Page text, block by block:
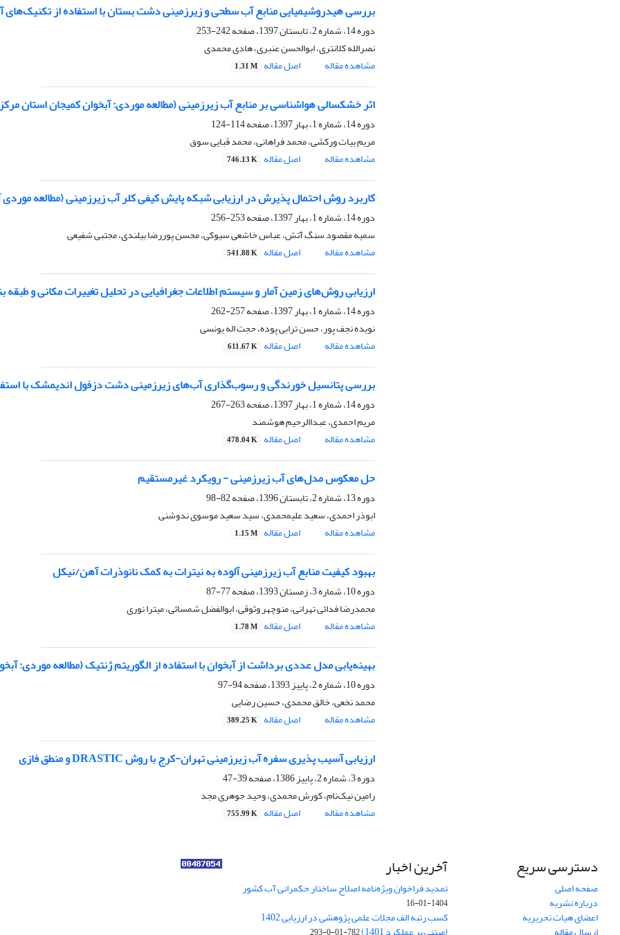
بررسی هیدروشیمیایی منابع آب سطحی و زیرزمینی دشت بستان با استفاده از تکنیک‌های
دوره 14، شماره 2، تابستان 1397، صفحه
242-253
نصرالله کلانتری، ابوالحسن عنبری، هادی محمدی
مشاهده مقاله
اصل مقاله 1.31 M
اثر خشکسالی هواشناسی بر منابع آب زیرزمینی (مطالعه موردی: آبخوان کمیجان استان
دوره 14، شماره 1، بهار 1397، صفحه
114-124
مریم بیات ورکشی، محمد فراهانی، محمد قبایی سوق
مشاهده مقاله
اصل مقاله 746.13 K
کاربرد روش احتمال پذیرش در ارزیابی شبکه پایش کیفی کلر آب زیرزمینی (مطالعه
دوره 14، شماره 1، بهار 1397، صفحه
253-256
سمیه مقصود سنگ آتش، عباس خاشعی سیوکی، محسن پوررضا بیلندی، مجتبی شفیعی
مشاهده مقاله
اصل مقاله 541.88 K
ارزیابی روش‌های زمین آمار و سیستم اطلاعات جغرافیایی در تحلیل تغییرات مکانی و
دوره 14، شماره 1، بهار 1397، صفحه
257-262
نویده نجف پور، حسن ترابی پوده، حجت اله یونسی
مشاهده مقاله
اصل مقاله 611.67 K
بررسی پتانسیل خورندگی و رسوب‌گذاری آب‌های زیر‌زمینی دشت دزفول اندیمشک با
دوره 14، شماره 1، بهار 1397، صفحه
263-267
مریم احمدی، عبداالرحیم هوشمند
مشاهده مقاله
اصل مقاله 478.04 K
حل معکوس مدل‌های آب زیرزمینی - رویکرد غیرمستقیم
دوره 13، شماره 2، تابستان 1396، صفحه
82-98
ابوذر احمدی، سعید علیمحمدی، سید سعید موسوی ندوشنی
مشاهده مقاله
اصل مقاله 1.15 M
بهبود کیفیت منابع آب زیرزمینی آلوده به نیترات به کمک نانوذرات آهن/نیکل
دوره 10، شماره 3، زمستان 1393، صفحه
77-87
محمدرضا فدائی تهرانی، منوچهر وثوقی، ابوالفضل شمسائی، میترا نوری
مشاهده مقاله
اصل مقاله 1.78 M
بهینه‌یابی مدل عددی برداشت از آبخوان با استفاده از الگوریتم ژنتیک (مطالعه موردی:
دوره 10، شماره 2، پاییز 1393، صفحه
94-97
محمد نخعی، خالق‌ محمدی، حسین رضایی
مشاهده مقاله
اصل مقاله 389.25 K
ارزیابی آسیب پذیری سفره آب زیرزمینی تهران-کرج با روش DRASTIC و منطق فازی
دوره 3، شماره 2، پاییز 1386، صفحه
39-47
رامین نیک‌نام، کورش محمدی، وحید جوهری مجد
مشاهده مقاله
اصل مقاله 755.99 K
دسترسی سریع
صفحه اصلی
درباره نشریه
اعضای هیات تحریریه
آخرین اخبار
تمدید فراخوان ویژه‌نامه اصلاح ساختار حکمرانی آب کشور
1404-01-16
کسب رتبه الف مجلات علمی پژوهشی در ارزیابی 1402